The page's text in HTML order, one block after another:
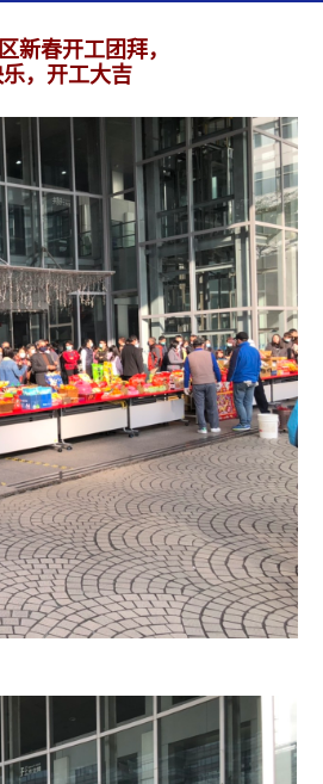
新春开工团拜，
，开工大吉